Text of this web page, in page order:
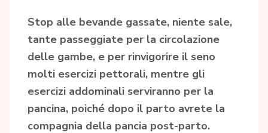
Stop alle bevande gassate, niente sale,
tante passeggiate per la circolazione
delle gambe, e per rinvigorire il seno
molti esercizi pettorali, mentre gli
esercizi addominali serviranno per la
pancina, poiché dopo il parto avrete la
compagnia della pancia post-parto.